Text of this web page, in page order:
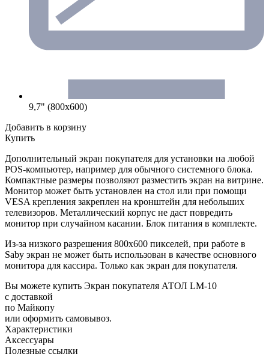
9,7" (800x600)
Добавить в корзину
Купить
Дополнительный экран покупателя для установки на любой
POS-компьютер, например для обычного системного блока.
Компактные размеры позволяют разместить экран на витрине.
Монитор может быть установлен на стол или при помощи
VESA крепления закреплен на кронштейн для небольших
телевизоров. Металлический корпус не даст повредить
монитор при случайном касании. Блок питания в комплекте.
Из-за низкого разрешения 800x600 пикселей, при работе в
Saby экран не может быть использован в качестве основного
монитора для кассира. Только как экран для покупателя.
Вы можете купить Экран покупателя АТОЛ LM-10
с доставкой
по Майкопу
или оформить самовывоз.
Характеристики
Аксессуары
Полезные ссылки